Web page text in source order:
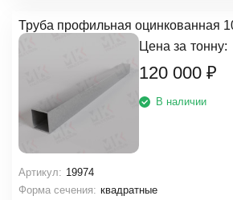
Труба профильная оцинкованная
Цена за тонну:
120 000 ₽
В наличии
Артикул: 19974
Форма сечения: квадратные